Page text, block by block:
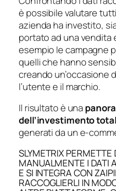
è possibile valutare
azienda ha investito,
portato ad una vendita
esempio le campagne
quelli che hanno
creando un’occasione
l’utente e il marchio.
Il risultato è una
dell’investimento
generati da un e-
SLYMETRIX PERMETTE
MANUALMENTE I DATI
E SI INTEGRA CON
RACCOGLIERLI IN